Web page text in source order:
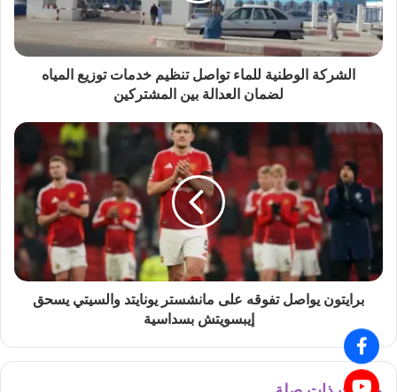
الشركة الوطنية للماء تواصل تنظيم خدمات توزيع المياه
لضمان العدالة بين المشتركين
برايتون يواصل تفوقه على مانشستر يونايتد والسيتي يسحق
إيبسويتش بسداسية